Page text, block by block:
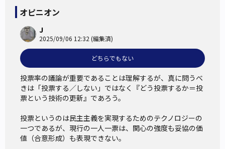
が必ずしも「良い統治」をもたらすわけではない。歴史を振
り返れば、投票率が上がったにもかかわらず、状況が悪化し
た例は数多く存在する。
卑近な例を挙げれば、昨年（2024年）11月に実施された兵庫
県知事選挙である。投票率は55・65％と、前回から約15ポイ
ントも上昇した。しかしながら、再選を果たした齋藤元彦知
事の現在の不支持率は55・9％（2025年4月23日時点）に達
しており、兵庫県政は依然として混迷を極めている。
もちろん、投票率の上昇と統治の失敗の因果関係を断定す
るには、落選した候補者の施策のほうが齋藤県政より優れて
いたことを客観的に証明する必要がある。
オピニオン
J
2025/09/06 12:32 (編集済)
どちらでもない
投票率の議論が重要であることは理解するが、真に問うべ
きは「投票する／しない」ではなく『どう投票するか＝投
票という技術の更新』であろう。
投票というのは民主主義を実現するためのテクノロジーの
一つであるが、現行の一人一票は、関心の強度も妥協の価
値（合意形成）も表現できない。